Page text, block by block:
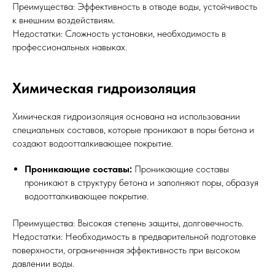
Преимущества: Эффективность в отводе воды, устойчивость
к внешним воздействиям.
Недостатки: Сложность установки, необходимость в
профессиональных навыках.
Химическая гидроизоляция
Химическая гидроизоляция основана на использовании
специальных составов, которые проникают в поры бетона и
создают водоотталкивающее покрытие.
Проникающие составы: Проникающие составы
проникают в структуру бетона и заполняют поры, образуя
водоотталкивающее покрытие.
Преимущества: Высокая степень защиты, долговечность.
Недостатки: Необходимость в предварительной подготовке
поверхности, ограниченная эффективность при высоком
давлении воды.